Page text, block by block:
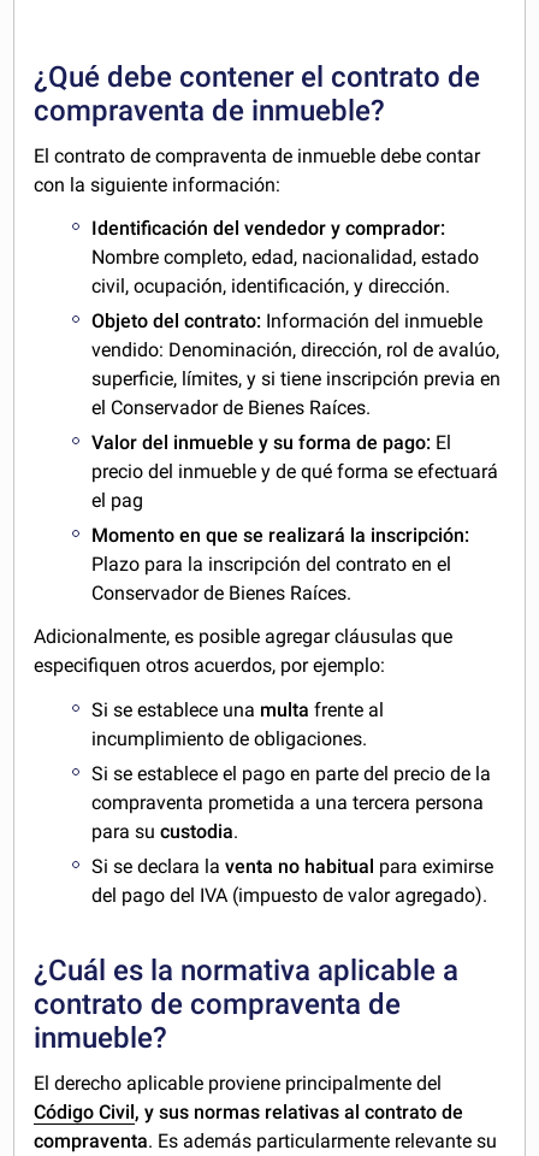
¿Qué debe contener el contrato de
compraventa de inmueble?
El contrato de compraventa de inmueble debe contar
con la siguiente información:
Identificación del vendedor y comprador:
Nombre completo, edad, nacionalidad, estado
civil, ocupación, identificación, y dirección.
Objeto del contrato: Información del inmueble
vendido: Denominación, dirección, rol de avalúo,
superficie, límites, y si tiene inscripción previa en
el Conservador de Bienes Raíces.
Valor del inmueble y su forma de pago: El
precio del inmueble y de qué forma se efectuará
el pag
Momento en que se realizará la inscripción:
Plazo para la inscripción del contrato en el
Conservador de Bienes Raíces.
Adicionalmente, es posible agregar cláusulas que
especifiquen otros acuerdos, por ejemplo:
Si se establece una multa frente al
incumplimiento de obligaciones.
Si se establece el pago en parte del precio de la
compraventa prometida a una tercera persona
para sucustodia.
Si se declara la venta no habitual para eximirse
del pago del IVA (impuesto de valor agregado).
¿Cuál es la normativa aplicable a
contrato de compraventa de
inmueble?
El derecho aplicable proviene principalmente del
Código Civil, y sus normas relativas al contrato de
compraventa. Es además particularmente relevante su